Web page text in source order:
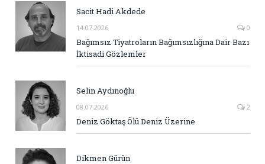
Sacit Hadi Akdede
14.07.2026 0
Bağımsız Tiyatroların Bağımsızlığına Dair Bazı
İktisadi Gözlemler
Selin Aydınoğlu
08.07.2026 2
Deniz Göktaş Ölü Deniz Üzerine
Dikmen Gürün